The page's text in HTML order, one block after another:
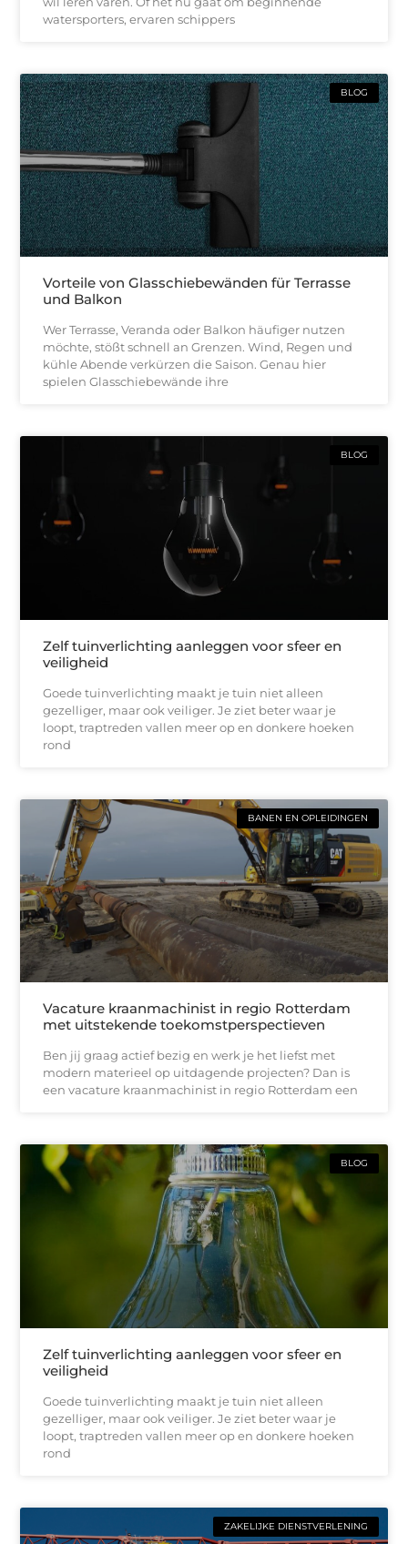
watersporters, ervaren schippers
BLOG
Vorteile von Glasschiebewänden für Terrasse
und Balkon
Wer Terrasse, Veranda oder Balkon häufiger nutzen
möchte, stößt schnell an Grenzen. Wind, Regen und
kühle Abende verkürzen die Saison. Genau hier
spielen Glasschiebewände ihre
BLOG
Zelf tuinverlichting aanleggen voor sfeer en
veiligheid
Goede tuinverlichting maakt je tuin niet alleen
gezelliger, maar ook veiliger. Je ziet beter waar je
loopt, traptreden vallen meer op en donkere hoeken
rond
BANEN EN OPLEIDINGEN
Vacature kraanmachinist in regio Rotterdam
met uitstekende toekomstperspectieven
Ben jij graag actief bezig en werk je het liefst met
modern materieel op uitdagende projecten? Dan is
een vacature kraanmachinist in regio Rotterdam een
BLOG
Zelf tuinverlichting aanleggen voor sfeer en
veiligheid
Goede tuinverlichting maakt je tuin niet alleen
gezelliger, maar ook veiliger. Je ziet beter waar je
loopt, traptreden vallen meer op en donkere hoeken
rond
ZAKELIJKE DIENSTVERLENING